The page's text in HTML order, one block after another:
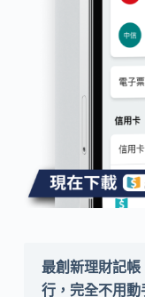
最創新理財記
行，完全不用